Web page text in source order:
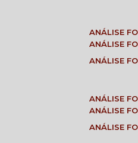
ANÁLISE
ANÁLISE
ANÁLISE
ANÁLISE
ANÁLISE
ANÁLISE